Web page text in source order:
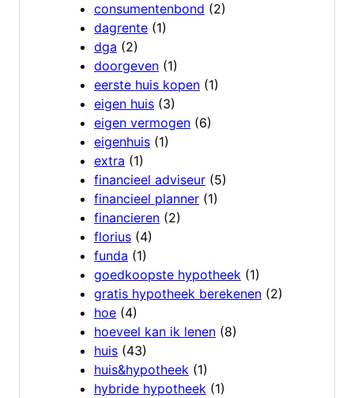
consumentenbond (2)
dagrente (1)
dga (2)
doorgeven (1)
eerste huis kopen (1)
eigen huis (3)
eigen vermogen (6)
eigenhuis (1)
extra (1)
financieel adviseur (5)
financieel planner (1)
financieren (2)
florius (4)
funda (1)
goedkoopste hypotheek (1)
gratis hypotheek berekenen (2)
hoe (4)
hoeveel kan ik lenen (8)
huis (43)
huis&hypotheek (1)
hybride hypotheek (1)